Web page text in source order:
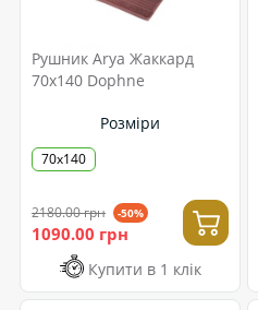
Рушник Arya Жаккард
70x140 Dophne
Розміри
70x140
2180.00 грн -50%
1090.00 грн
Купити в 1 клік